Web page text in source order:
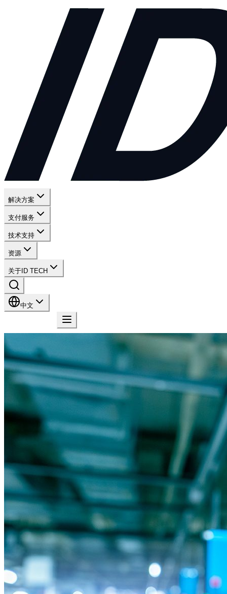
解决方案
支付服务
技术支持
资源
关于ID TECH
中文